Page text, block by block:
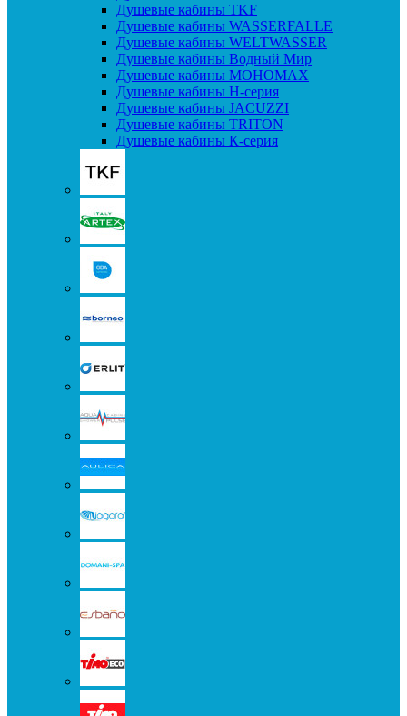
Душевые кабины TKF
Душевые кабины WASSERFALLE
Душевые кабины WELTWASSER
Душевые кабины Водный Мир
Душевые кабины МОНОМАХ
Душевые кабины H-серия
Душевые кабины JACUZZI
Душевые кабины TRITON
Душевые кабины К-серия